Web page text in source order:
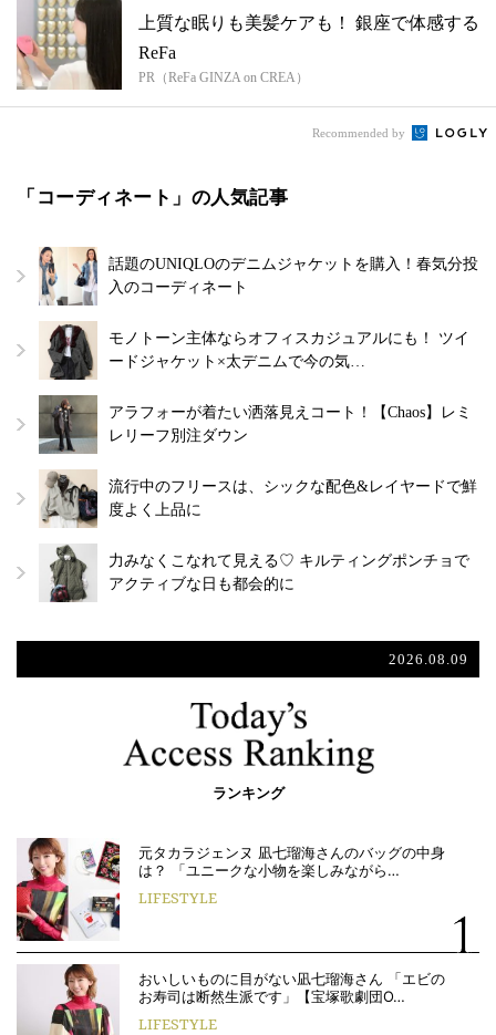
上質な眠りも美髪ケアも！ 銀座で体感する
ReFa
PR（ReFa GINZA on CREA）
Recommended by
「コーディネート」の人気記事
話題のUNIQLOのデニムジャケットを購入！春気分投
入のコーディネート
モノトーン主体ならオフィスカジュアルにも！ ツイ
ードジャケット×太デニムで今の気…
アラフォーが着たい洒落見えコート！【Chaos】レミ
レリーフ別注ダウン
流行中のフリースは、シックな配色&レイヤードで鮮
度よく上品に
力みなくこなれて見える♡ キルティングポンチョで
アクティブな日も都会的に
2026.08.09
ランキング
元タカラジェンヌ 凪七瑠海さんのバッグの中身
は？ 「ユニークな小物を楽しみながら…
LIFESTYLE
おいしいものに目がない凪七瑠海さん 「エビの
お寿司は断然生派です」【宝塚歌劇団O…
LIFESTYLE